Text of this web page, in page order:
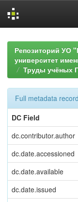
navigationРепозиторий УО
университет
Труды учёных
Full metadata record
DC Field
dc.contributor.author
dc.date.accessioned
dc.date.available
dc.date.issued